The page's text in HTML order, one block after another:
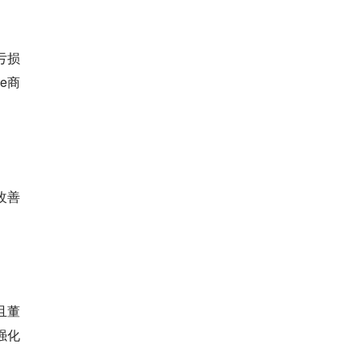
损
商
善
董
化